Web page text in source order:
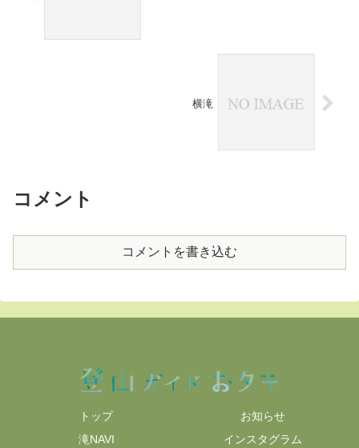
横滝
コメント
コメントを書き込む
トップ
お知らせ
滝NAVI
インスタグラム